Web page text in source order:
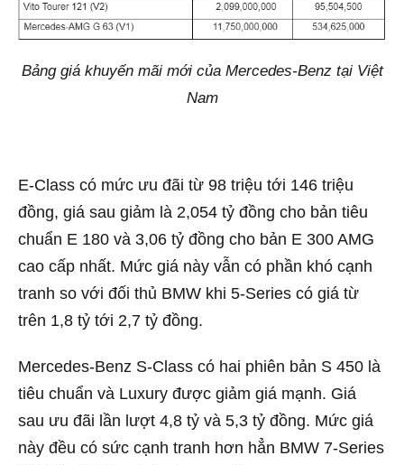
Bảng giá khuyến mãi mới của Mercedes-Benz tại Việt
Nam
E-Class có mức ưu đãi từ 98 triệu tới 146 triệu
đồng, giá sau giảm là 2,054 tỷ đồng cho bản tiêu
chuẩn E 180 và 3,06 tỷ đồng cho bản E 300 AMG
cao cấp nhất. Mức giá này vẫn có phần khó cạnh
tranh so với đối thủ BMW khi 5-Series có giá từ
trên 1,8 tỷ tới 2,7 tỷ đồng.
Mercedes-Benz S-Class có hai phiên bản S 450 là
tiêu chuẩn và Luxury được giảm giá mạnh. Giá
sau ưu đãi lần lượt 4,8 tỷ và 5,3 tỷ đồng. Mức giá
này đều có sức cạnh tranh hơn hẳn BMW 7-Series